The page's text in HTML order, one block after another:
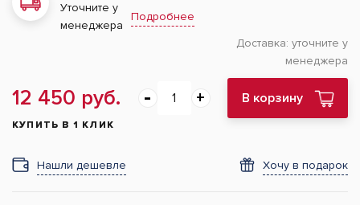
Уточните у
менеджера
Подробнее
Доставка: уточните у
менеджера
12 450 руб. В корзину
КУПИТЬ В 1 КЛИК
Нашли дешевле Хочу в подарок